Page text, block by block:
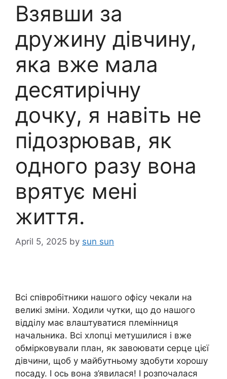
Взявши за
дружину дівчину,
яка вже мала
десятирічну
дочку, я навіть не
підозрював, як
одного разу вона
врятує мені
життя.
April 5, 2025 by sun sun
Всі співробітники нашого офісу чекали на
великі зміни. Ходили чутки, що до нашого
відділу має влаштуватися племінниця
начальника. Всі хлопці метушилися і вже
обмірковували план, як завоювати серце цієї
дівчини, щоб у майбутньому здобути хорошу
посаду. І ось вона з’явилася! І розпочалася